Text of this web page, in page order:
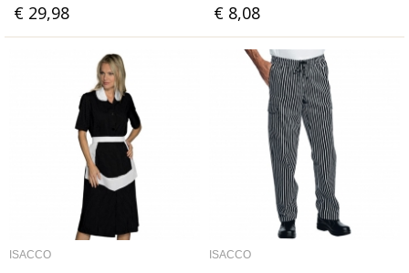
€ 29,98 € 8,08
ISACCO
ISACCO